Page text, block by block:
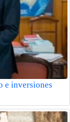
e inversiones